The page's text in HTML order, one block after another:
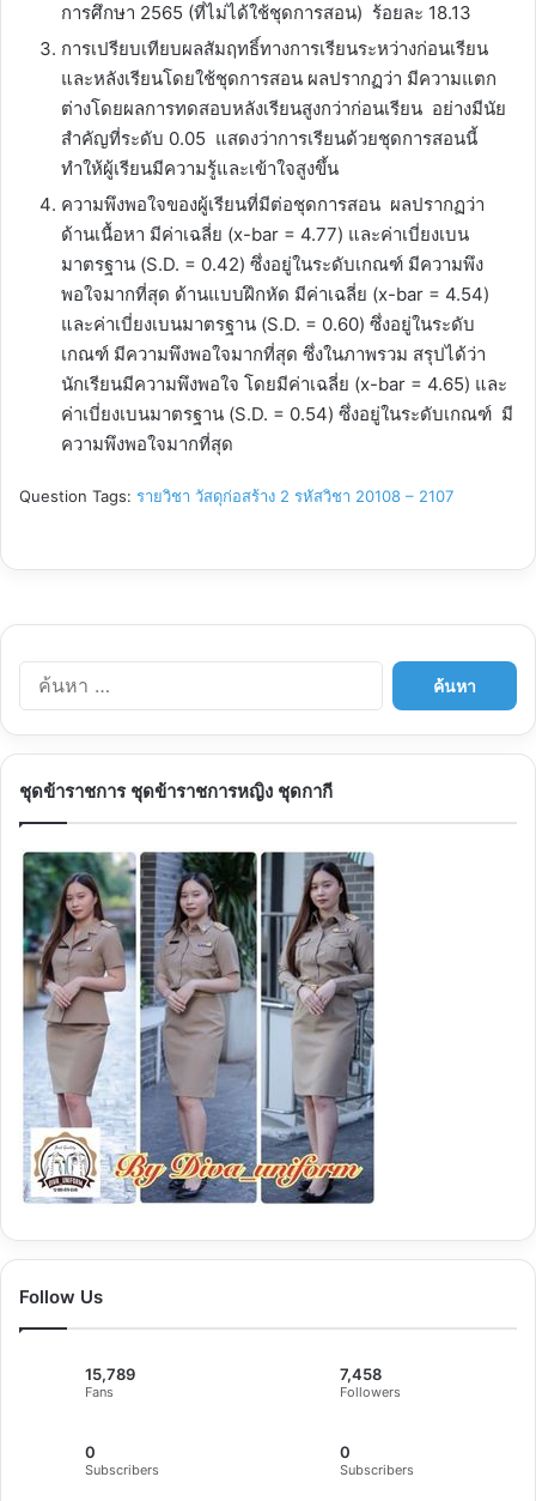
การศึกษา 2565 (ที่ไม่ได้ใช้ชุดการสอน) ร้อยละ 18.13
การเปรียบเทียบผลสัมฤทธิ์ทางการเรียนระหว่างก่อนเรียน
และหลังเรียนโดยใช้ชุดการสอน ผลปรากฏว่า มีความแตก
ต่างโดยผลการทดสอบหลังเรียนสูงกว่าก่อนเรียน อย่างมีนัย
สำคัญที่ระดับ 0.05 แสดงว่าการเรียนด้วยชุดการสอนนี้
ทำให้ผู้เรียนมีความรู้และเข้าใจสูงขึ้น
ความพึงพอใจของผู้เรียนที่มีต่อชุดการสอน ผลปรากฏว่า
ด้านเนื้อหา มีค่าเฉลี่ย (x-bar = 4.77) และค่าเบี่ยงเบน
มาตรฐาน (S.D. = 0.42) ซึ่งอยู่ในระดับเกณฑ์ มีความพึง
พอใจมากที่สุด ด้านแบบฝึกหัด มีค่าเฉลี่ย (x-bar = 4.54)
และค่าเบี่ยงเบนมาตรฐาน (S.D. = 0.60) ซึ่งอยู่ในระดับ
เกณฑ์ มีความพึงพอใจมากที่สุด ซึ่งในภาพรวม สรุปได้ว่า
นักเรียนมีความพึงพอใจ โดยมีค่าเฉลี่ย (x-bar = 4.65) และ
ค่าเบี่ยงเบนมาตรฐาน (S.D. = 0.54) ซึ่งอยู่ในระดับเกณฑ์ มี
ความพึงพอใจมากที่สุด
Question Tags: รายวิชา วัสดุก่อสร้าง 2 รหัสวิชา 20108 – 2107
ค้
น
รั
ชุดข้าราชการ ชุดข้าราชการหญิง ชุดกากี
Follow Us
15,789
Fans
7,458
Followers
0
Subscribers
0
Subscribers